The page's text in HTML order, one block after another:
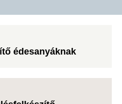
édesanyáknak